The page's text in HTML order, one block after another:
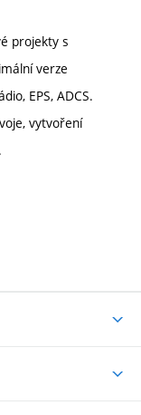
projekty s
verze
EPS, ADCS.
vytvoření